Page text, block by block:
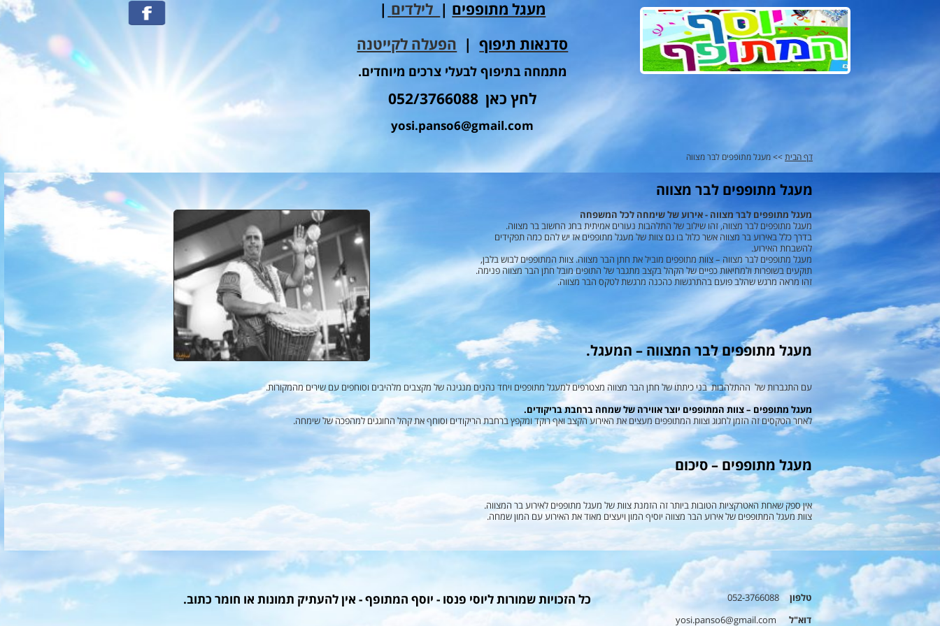
מעגל מתופפים | לילדים |
סדנאות תיפוף| הפעלה לקייטנה
מתמחה בתיפוף לבעלי צרכים מיוחדים.
לחץ כאן 052/3766088
yosi.panso6@gmail.com
דף הבית >> מעגל מתופפים לבר מצווה
מעגל מתופפים לבר מצווה
מעגל מתופפים לבר המצווה – המעגל.
עם התגברות של ההתלהבות בני כיתתו של חתן הבר מצווה מצטרפים למעגל מתופפים ויחד נהנים מנגינה של מקצבים מלהיבים וסוחפים עם שירים מהמקורות.
מעגל מתופפים – צוות המתופפים יוצר אווירה של שמחה ברחבת בריקודים.
לאחר הטקסים זה הזמן לחגוג וצוות המתופפים מעצים את האירוע הקצב ואף רוקד ומקפץ ברחבת הריקודים וסוחף את קהל החוגגים למהפכה של שימחה.
מעגל מתופפים – סיכום
אין ספק שאחת האטרקציות הטובות ביותר זה הזמנת צוות של מעגל מתופפים לאירוע בר המצווה.
צוות מעגל המתופפים של אירוע הבר מצווה יוסיף המון ויעצים מאוד את האירוע עם המון שמחה.
מעגל מתופפים לבר מצווה - אירוע של שימחה לכל המשפחה
מעגל מתופפים לבר מצווה, זהו שילוב של התלהבות נעורים אמיתית בחג החשוב בר מצווה.
בדרך כלל באירוע בר מצווה אשר כלול בו גם צוות של מעגל מתופפים אז יש להם כמה תפקידים
להשבחת האירוע.
מעגל מתופפים לבר מצווה – צוות מתופפים מוביל את חתן הבר מצווה. צוות המתופפים לבוש בלבן,
תוקעים בשופרות ולמחיאות כפיים של הקהל בקצב מתגבר של התופים מובל חתן הבר מצווה פנימה.
זהו מראה מרגש שהלב פועם בהתרגשות כהכנה מרגשת לטקס הבר מצווה.
טלפון052-3766088
דוא"ל
כל הזכויות שמורות ליוסי פנסו - יוסף המתופף - אין להעתיק תמונות או חומר כתוב.